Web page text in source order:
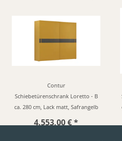
Contur
Schiebetürenschrank Loretto - B
ca. 280 cm, Lack matt, Safrangelb
4.553,00 € *